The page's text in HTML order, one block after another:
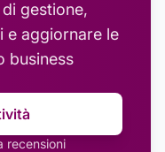
gestione,
e aggiornare le
business
recensioni